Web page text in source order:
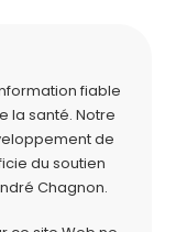
fiable
la santé. Notre
de
du soutien
Chagnon.